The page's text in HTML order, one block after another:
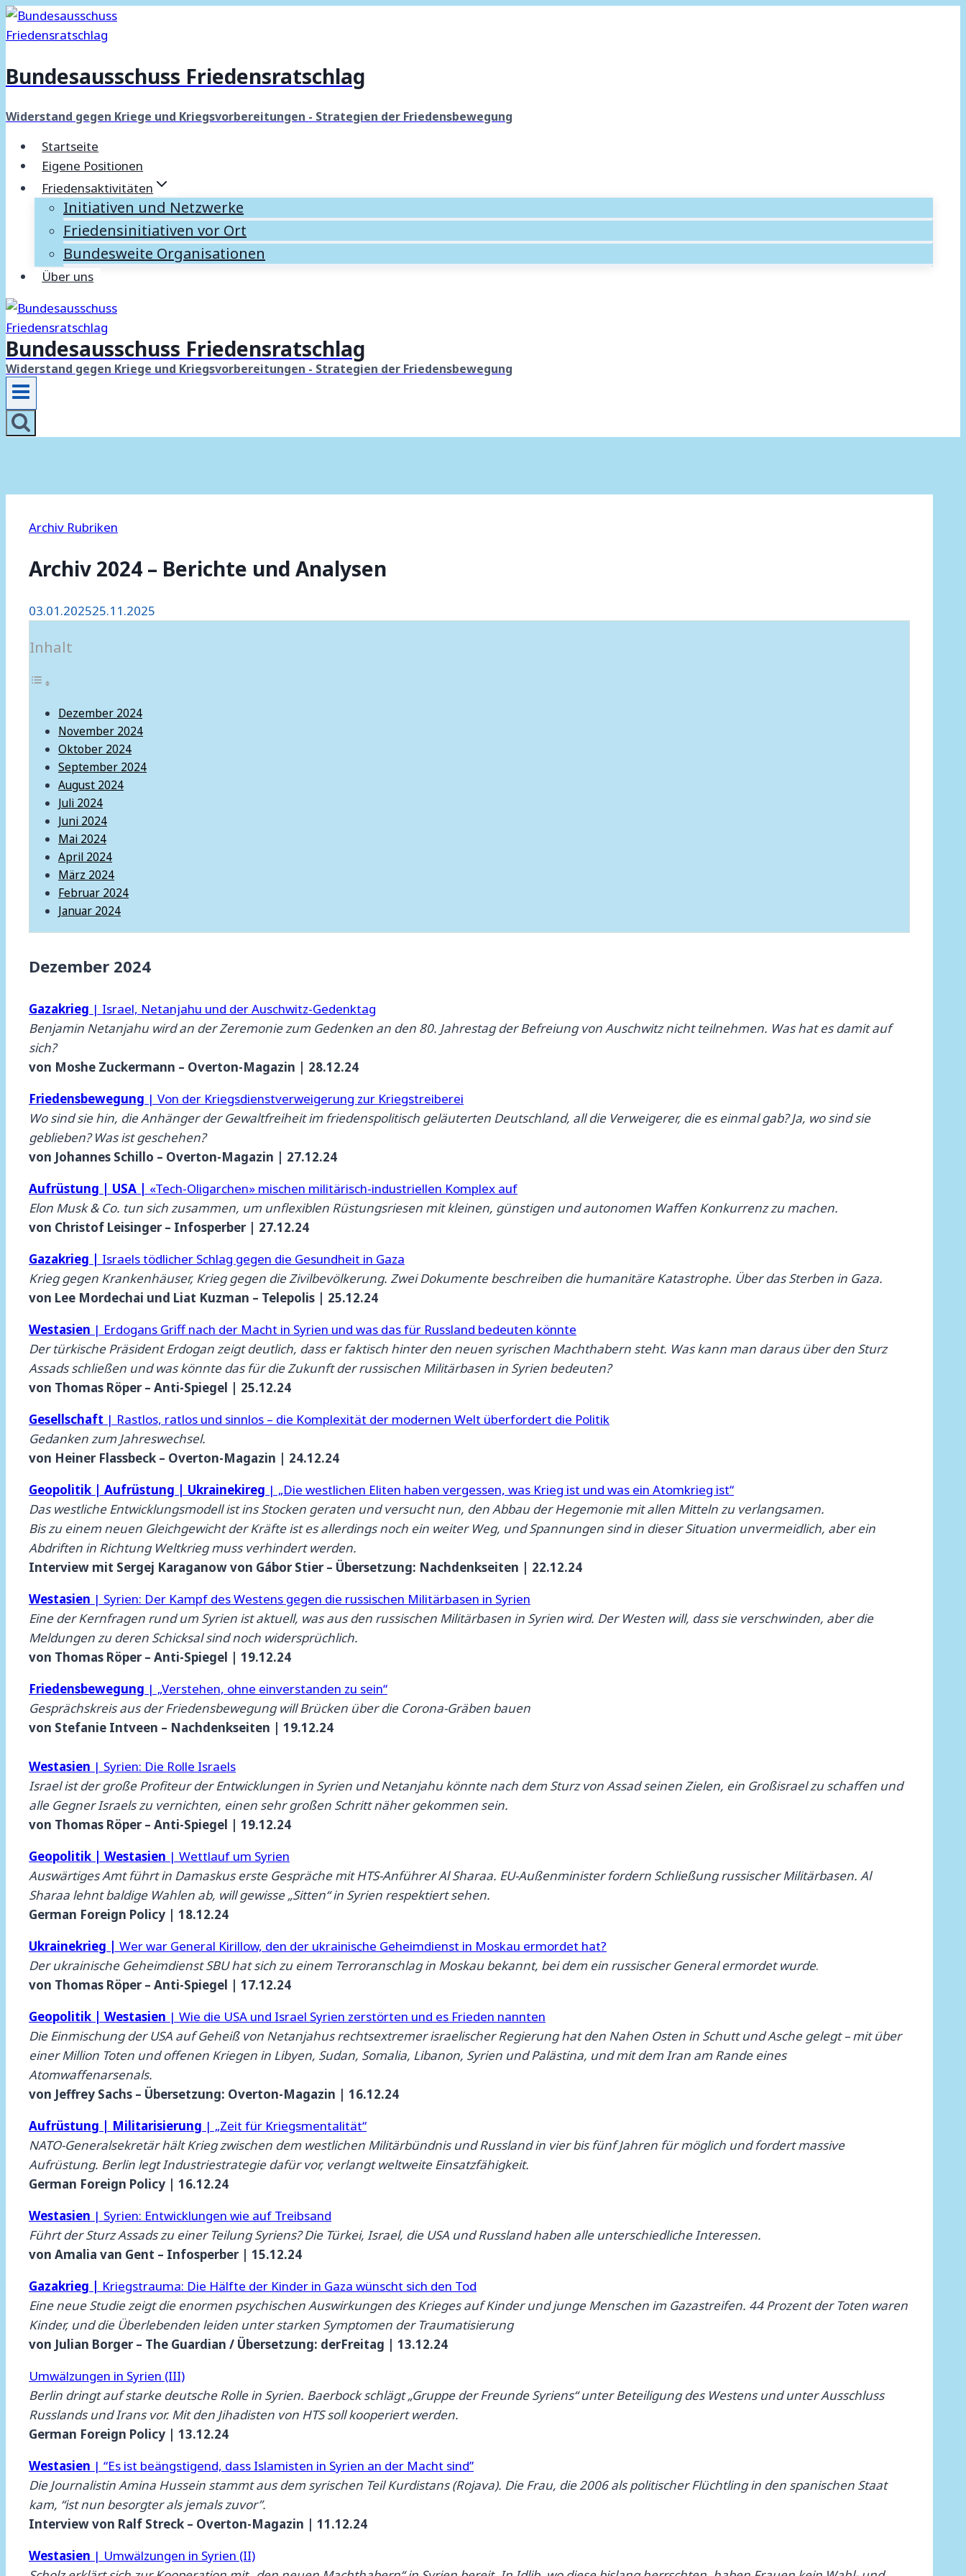
Zum
Inhalt
Bundesausschuss Friedensratschlag
Widerstand gegen Kriege und Kriegsvorbereitungen - Strategien der Friedensbewegung
Startseite
Eigene Positionen
Friedensaktivitäten
Initiativen und Netzwerke
Friedensinitiativen vor Ort
Bundesweite Organisationen
Über uns
Bundesausschuss Friedensratschlag
Widerstand gegen Kriege und Kriegsvorbereitungen - Strategien der Friedensbewegung
Archiv Rubriken
Archiv 2024 – Berichte und Analysen
03.01.202525.11.2025
Inhalt
Dezember 2024
November 2024
Oktober 2024
September 2024
August 2024
Juli 2024
Juni 2024
Mai 2024
April 2024
März 2024
Februar 2024
Januar 2024
Dezember 2024
Gazakrieg | Israel, Netanjahu und der Auschwitz-Gedenktag
Benjamin Netanjahu wird an der Zeremonie zum Gedenken an den 80. Jahrestag der Befreiung von Auschwitz nicht teilnehmen. Was hat es damit auf
sich?
von Moshe Zuckermann – Overton-Magazin | 28.12.24
Friedensbewegung | Von der Kriegsdienstverweigerung zur Kriegstreiberei
Wo sind sie hin, die Anhänger der Gewaltfreiheit im friedenspolitisch geläuterten Deutschland, all die Verweigerer, die es einmal gab? Ja, wo sind sie
geblieben? Was ist geschehen?
von Johannes Schillo – Overton-Magazin | 27.12.24
Aufrüstung | USA | «Tech-Oligarchen» mischen militärisch-industriellen Komplex auf
Elon Musk & Co. tun sich zusammen, um unflexiblen Rüstungsriesen mit kleinen, günstigen und autonomen Waffen Konkurrenz zu machen.
von Christof Leisinger – Infosperber | 27.12.24
Gazakrieg | Israels tödlicher Schlag gegen die Gesundheit in Gaza
Krieg gegen Krankenhäuser, Krieg gegen die Zivilbevölkerung. Zwei Dokumente beschreiben die humanitäre Katastrophe. Über das Sterben in Gaza.
von Lee Mordechai und Liat Kuzman – Telepolis | 25.12.24
Westasien | Erdogans Griff nach der Macht in Syrien und was das für Russland bedeuten könnte
Der türkische Präsident Erdogan zeigt deutlich, dass er faktisch hinter den neuen syrischen Machthabern steht. Was kann man daraus über den Sturz
Assads schließen und was könnte das für die Zukunft der russischen Militärbasen in Syrien bedeuten?
von Thomas Röper – Anti-Spiegel | 25.12.24
Gesellschaft | Rastlos, ratlos und sinnlos – die Komplexität der modernen Welt überfordert die Politik
Gedanken zum Jahreswechsel.
von Heiner Flassbeck – Overton-Magazin | 24.12.24
Geopolitik | Aufrüstung | Ukrainekireg | „Die westlichen Eliten haben vergessen, was Krieg ist und was ein Atomkrieg ist“
Das westliche Entwicklungsmodell ist ins Stocken geraten und versucht nun, den Abbau der Hegemonie mit allen Mitteln zu verlangsamen.
Bis zu einem neuen Gleichgewicht der Kräfte ist es allerdings noch ein weiter Weg, und Spannungen sind in dieser Situation unvermeidlich, aber ein
Abdriften in Richtung Weltkrieg muss verhindert werden.
Interview mit Sergej Karaganow von Gábor Stier – Übersetzung: Nachdenkseiten | 22.12.24
Westasien | Syrien: Der Kampf des Westens gegen die russischen Militärbasen in Syrien
Eine der Kernfragen rund um Syrien ist aktuell, was aus den russischen Militärbasen in Syrien wird. Der Westen will, dass sie verschwinden, aber die
Meldungen zu deren Schicksal sind noch widersprüchlich.
von Thomas Röper – Anti-Spiegel | 19.12.24
Friedensbewegung | „Verstehen, ohne einverstanden zu sein“
Gesprächskreis aus der Friedensbewegung will Brücken über die Corona-Gräben bauen
von Stefanie Intveen – Nachdenkseiten | 19.12.24
Westasien | Syrien: Die Rolle Israels
Israel ist der große Profiteur der Entwicklungen in Syrien und Netanjahu könnte nach dem Sturz von Assad seinen Zielen, ein Großisrael zu schaffen und
alle Gegner Israels zu vernichten, einen sehr großen Schritt näher gekommen sein.
von Thomas Röper – Anti-Spiegel | 19.12.24
Geopolitik | Westasien | Wettlauf um Syrien
Auswärtiges Amt führt in Damaskus erste Gespräche mit HTS-Anführer Al Sharaa. EU-Außenminister fordern Schließung russischer Militärbasen. Al
Sharaa lehnt baldige Wahlen ab, will gewisse „Sitten“ in Syrien respektiert sehen.
German Foreign Policy | 18.12.24
Ukrainekrieg | Wer war General Kirillow, den der ukrainische Geheimdienst in Moskau ermordet hat?
Der ukrainische Geheimdienst SBU hat sich zu einem Terroranschlag in Moskau bekannt, bei dem ein russischer General ermordet wurde.
von Thomas Röper – Anti-Spiegel | 17.12.24
Geopolitik | Westasien | Wie die USA und Israel Syrien zerstörten und es Frieden nannten
Die Einmischung der USA auf Geheiß von Netanjahus rechtsextremer israelischer Regierung hat den Nahen Osten in Schutt und Asche gelegt – mit über
einer Million Toten und offenen Kriegen in Libyen, Sudan, Somalia, Libanon, Syrien und Palästina, und mit dem Iran am Rande eines
Atomwaffenarsenals.
von Jeffrey Sachs – Übersetzung: Overton-Magazin | 16.12.24
Aufrüstung | Militarisierung | „Zeit für Kriegsmentalität“
NATO-Generalsekretär hält Krieg zwischen dem westlichen Militärbündnis und Russland in vier bis fünf Jahren für möglich und fordert massive
Aufrüstung. Berlin legt Industriestrategie dafür vor, verlangt weltweite Einsatzfähigkeit.
German Foreign Policy | 16.12.24
Westasien | Syrien: Entwicklungen wie auf Treibsand
Führt der Sturz Assads zu einer Teilung Syriens? Die Türkei, Israel, die USA und Russland haben alle unterschiedliche Interessen.
von Amalia van Gent – Infosperber | 15.12.24
Gazakrieg | Kriegstrauma: Die Hälfte der Kinder in Gaza wünscht sich den Tod
Eine neue Studie zeigt die enormen psychischen Auswirkungen des Krieges auf Kinder und junge Menschen im Gazastreifen. 44 Prozent der Toten waren
Kinder, und die Überlebenden leiden unter starken Symptomen der Traumatisierung
von Julian Borger – The Guardian / Übersetzung: derFreitag | 13.12.24
Umwälzungen in Syrien (III)
Berlin dringt auf starke deutsche Rolle in Syrien. Baerbock schlägt „Gruppe der Freunde Syriens“ unter Beteiligung des Westens und unter Ausschluss
Russlands und Irans vor. Mit den Jihadisten von HTS soll kooperiert werden.
German Foreign Policy | 13.12.24
Westasien | “Es ist beängstigend, dass Islamisten in Syrien an der Macht sind”
Die Journalistin Amina Hussein stammt aus dem syrischen Teil Kurdistans (Rojava). Die Frau, die 2006 als politischer Flüchtling in den spanischen Staat
kam, “ist nun besorgter als jemals zuvor”.
Interview von Ralf Streck – Overton-Magazin | 11.12.24
Westasien | Umwälzungen in Syrien (II)